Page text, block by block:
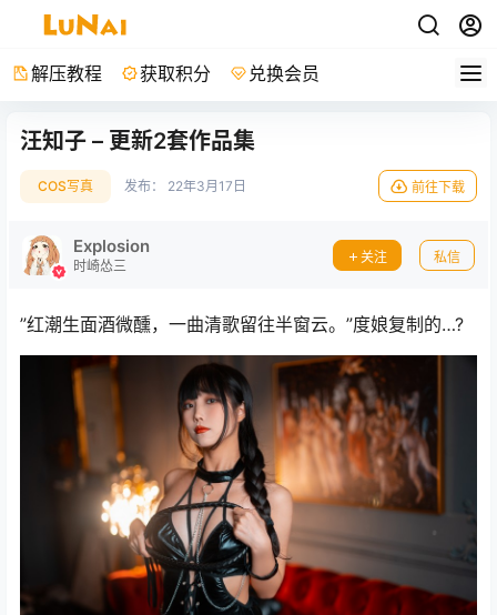
解压教程 获取积分 兑换会员
汪知子 – 更新2套作品集
COS写真 发布： 22年3月17日 前往下载
Explosion
时崎怂三
关注 私信
”红潮生面酒微醺，一曲清歌留往半窗云。”度娘复制的…?